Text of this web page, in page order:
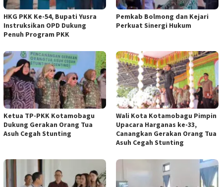
HKG PKK Ke-54, Bupati Yusra
Instruksikan OPD Dukung
Penuh Program PKK
Pemkab Bolmong dan Kejari
Perkuat Sinergi Hukum
Ketua TP-PKK Kotamobagu
Dukung Gerakan Orang Tua
Asuh Cegah Stunting
Wali Kota Kotamobagu Pimpin
Upacara Harganas ke-33,
Canangkan Gerakan Orang Tua
Asuh Cegah Stunting